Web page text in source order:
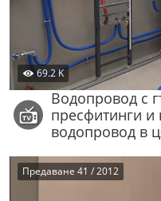
69.2 K
Водопровод с
пресфитинги и
водопровод в
Предаване 41 / 2012